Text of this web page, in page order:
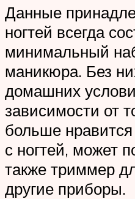
Данные
ногтей всегда
минимальный
маникюра. Без
домашних
зависимости от
больше нравится
с ногтей, может
также триммер
другие приборы.